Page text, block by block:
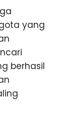
yang
berhasil